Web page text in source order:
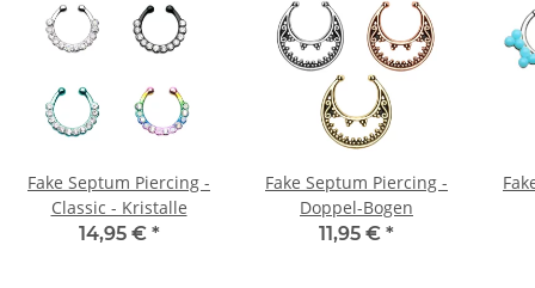
Fake Septum Piercing -
Classic - Kristalle
14,95 € *
Fake Septum Piercing -
Doppel-Bogen
11,95 € *